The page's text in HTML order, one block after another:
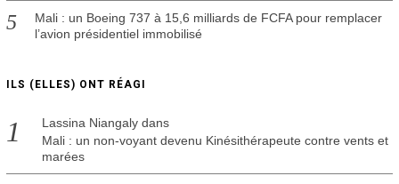
Mali : un Boeing 737 à 15,6 milliards de FCFA pour remplacer
l’avion présidentiel immobilisé
ILS (ELLES) ONT RÉAGI
Lassina Niangalydans
Mali : un non-voyant devenu Kinésithérapeute contre vents et
marées